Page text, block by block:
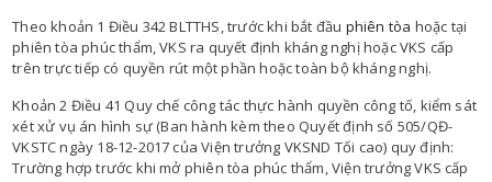
Theo khoản 1 Điều 342 BLTTHS, trước khi bắt đầu phiên tòa hoặc tại
phiên tòa phúc thẩm, VKS ra quyết định kháng nghị hoặc VKS cấp
trên trực tiếp có quyền rút một phần hoặc toàn bộ kháng nghị.
Khoản 2 Điều 41 Quy chế công tác thực hành quyền công tố, kiểm sát
xét xử vụ án hình sự (Ban hành kèm theo Quyết định số 505/QĐ-
VKSTC ngày 18-12-2017 của Viện trưởng VKSND Tối cao) quy định:
Trường hợp trước khi mở phiên tòa phúc thẩm, Viện trưởng VKS cấp